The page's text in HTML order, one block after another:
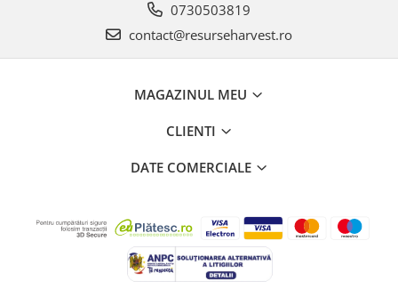
0730503819
contact@resurseharvest.ro
MAGAZINUL MEU
CLIENTI
DATE COMERCIALE